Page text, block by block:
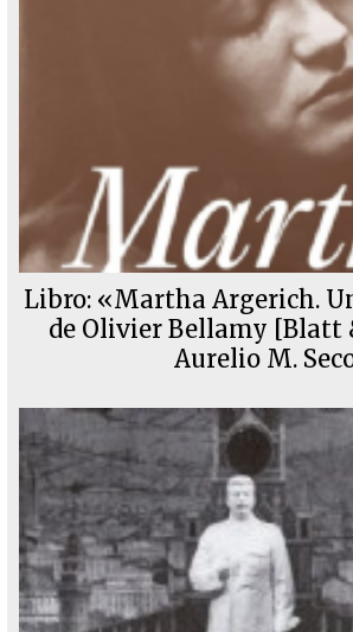
Libro: «Martha Argerich.
de Olivier Bellamy [Blatt
Aurelio M.